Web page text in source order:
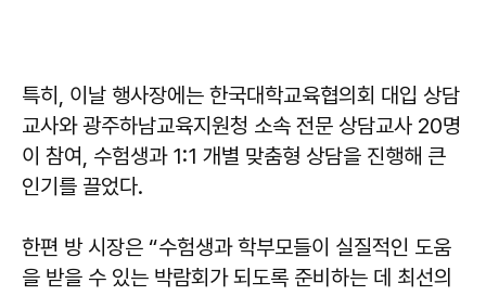
특히, 이날 행사장에는 한국대학교육협의회 대입 상담
교사와 광주하남교육지원청 소속 전문 상담교사 20명
이 참여, 수험생과 1:1 개별 맞춤형 상담을 진행해 큰
인기를 끌었다.
한편 방 시장은 “수험생과 학부모들이 실질적인 도움
을 받을 수 있는 박람회가 되도록 준비하는 데 최선의